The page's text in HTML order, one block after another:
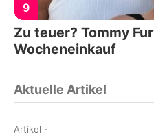
9
Zu teuer? Tommy
Wocheneinkauf
Aktuelle Artikel
Artikel -